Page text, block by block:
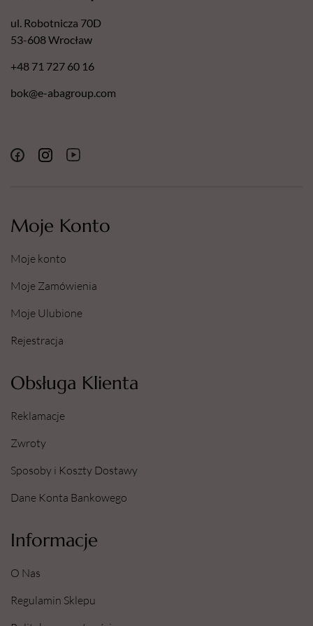
Moje Konto
Moje konto
Moje Zamówienia
Moje Ulubione
Rejestracja
Obsługa Klienta
Reklamacje
Zwroty
Sposoby i Koszty Dostawy
Dane Konta Bankowego
Informacje
O Nas
Regulamin Sklepu
ul. Robotnicza 70D
53-608 Wrocław
+48 71 727 60 16
bok@e-abagroup.com